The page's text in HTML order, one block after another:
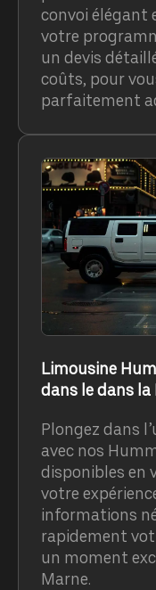
convoi élégant
votre
un devis
coûts, pour
parfaitement
Limousine
dans le dans
Plongez dans
avec nos
disponibles en
votre
informations
rapidement
un moment
Marne.